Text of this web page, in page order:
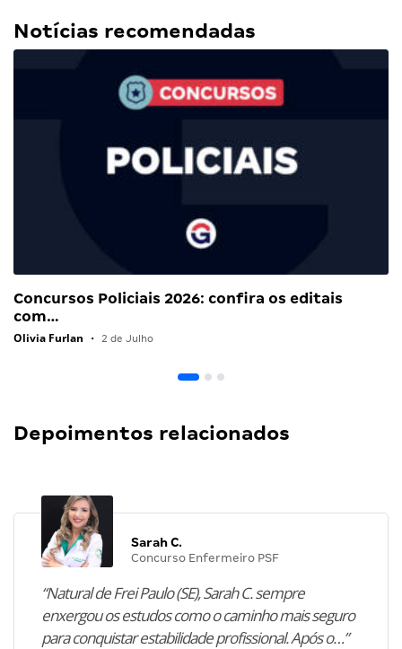
Notícias recomendadas
Concursos Policiais 2026: confira os editais
com…
Olivia Furlan • 2 de Julho
Depoimentos relacionados
Sarah C.
Concurso Enfermeiro PSF
“Natural de Frei Paulo (SE), Sarah C. sempre
enxergou os estudos como o caminho mais seguro
para conquistar estabilidade profissional. Após o…”